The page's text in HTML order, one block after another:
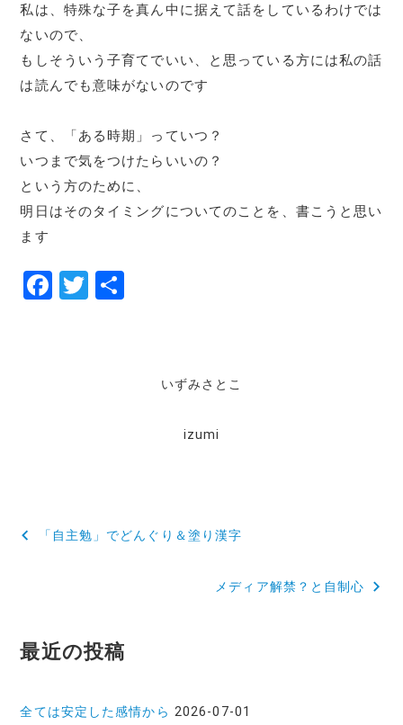
私は、特殊な子を真ん中に据えて話をしているわけでは
ないので、
もしそういう子育てでいい、と思っている方には私の話
は読んでも意味がないのです
さて、「ある時期」っていつ？
いつまで気をつけたらいいの？
という方のために、
明日はそのタイミングについてのことを、書こうと思い
ます
F
T
いずみさとこ
izumi
投
ゲ
「自主勉」でどんぐり＆塗り漢字
メディア解禁？と自制心
最近の投稿
全ては安定した感情から 2026-07-01